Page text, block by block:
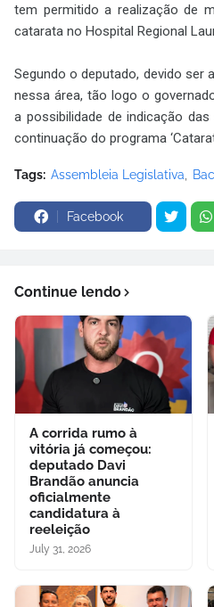
tem permitido a realização de
catarata no Hospital Regional
Segundo o deputado, devido ser
nessa área, tão logo o
a possibilidade de indicação
continuação do programa
Tags: Assembleia Legislativa
Facebook
Continue lendo
A corrida rumo à
vitória já começou:
deputado Davi
Brandão anuncia
oficialmente
candidatura à
reeleição
July 31, 2026